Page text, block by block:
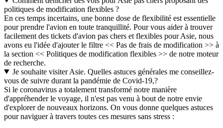
politiques de modification flexibles ?
En ces temps incertains, une bonne dose de flexibilité est essentielle
pour prendre l'avion en toute tranquillité. Pour vous aider à trouver
facilement des tickets d'avion pas chers et flexibles pour Asie, nous
avons eu l'idée d'ajouter le filtre << Pas de frais de modification >> à
la section << Politiques de modification flexibles >> de notre moteur
de recherche.
Je souhaite visiter Asie. Quelles astuces générales me conseillez-
vous de suivre durant la pandémie de Covid-19,?
Si le coronavirus a totalement transformé notre manière
d'appréhender le voyage, il n'est pas venu à bout de notre envie
d'explorer de nouveaux horizons. On vous donne quelques astuces
pour naviguer à travers toutes ces mesures sans stress :